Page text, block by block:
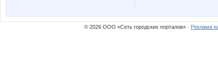
© 2026 ООО «Сеть городских порталов» · Реклама